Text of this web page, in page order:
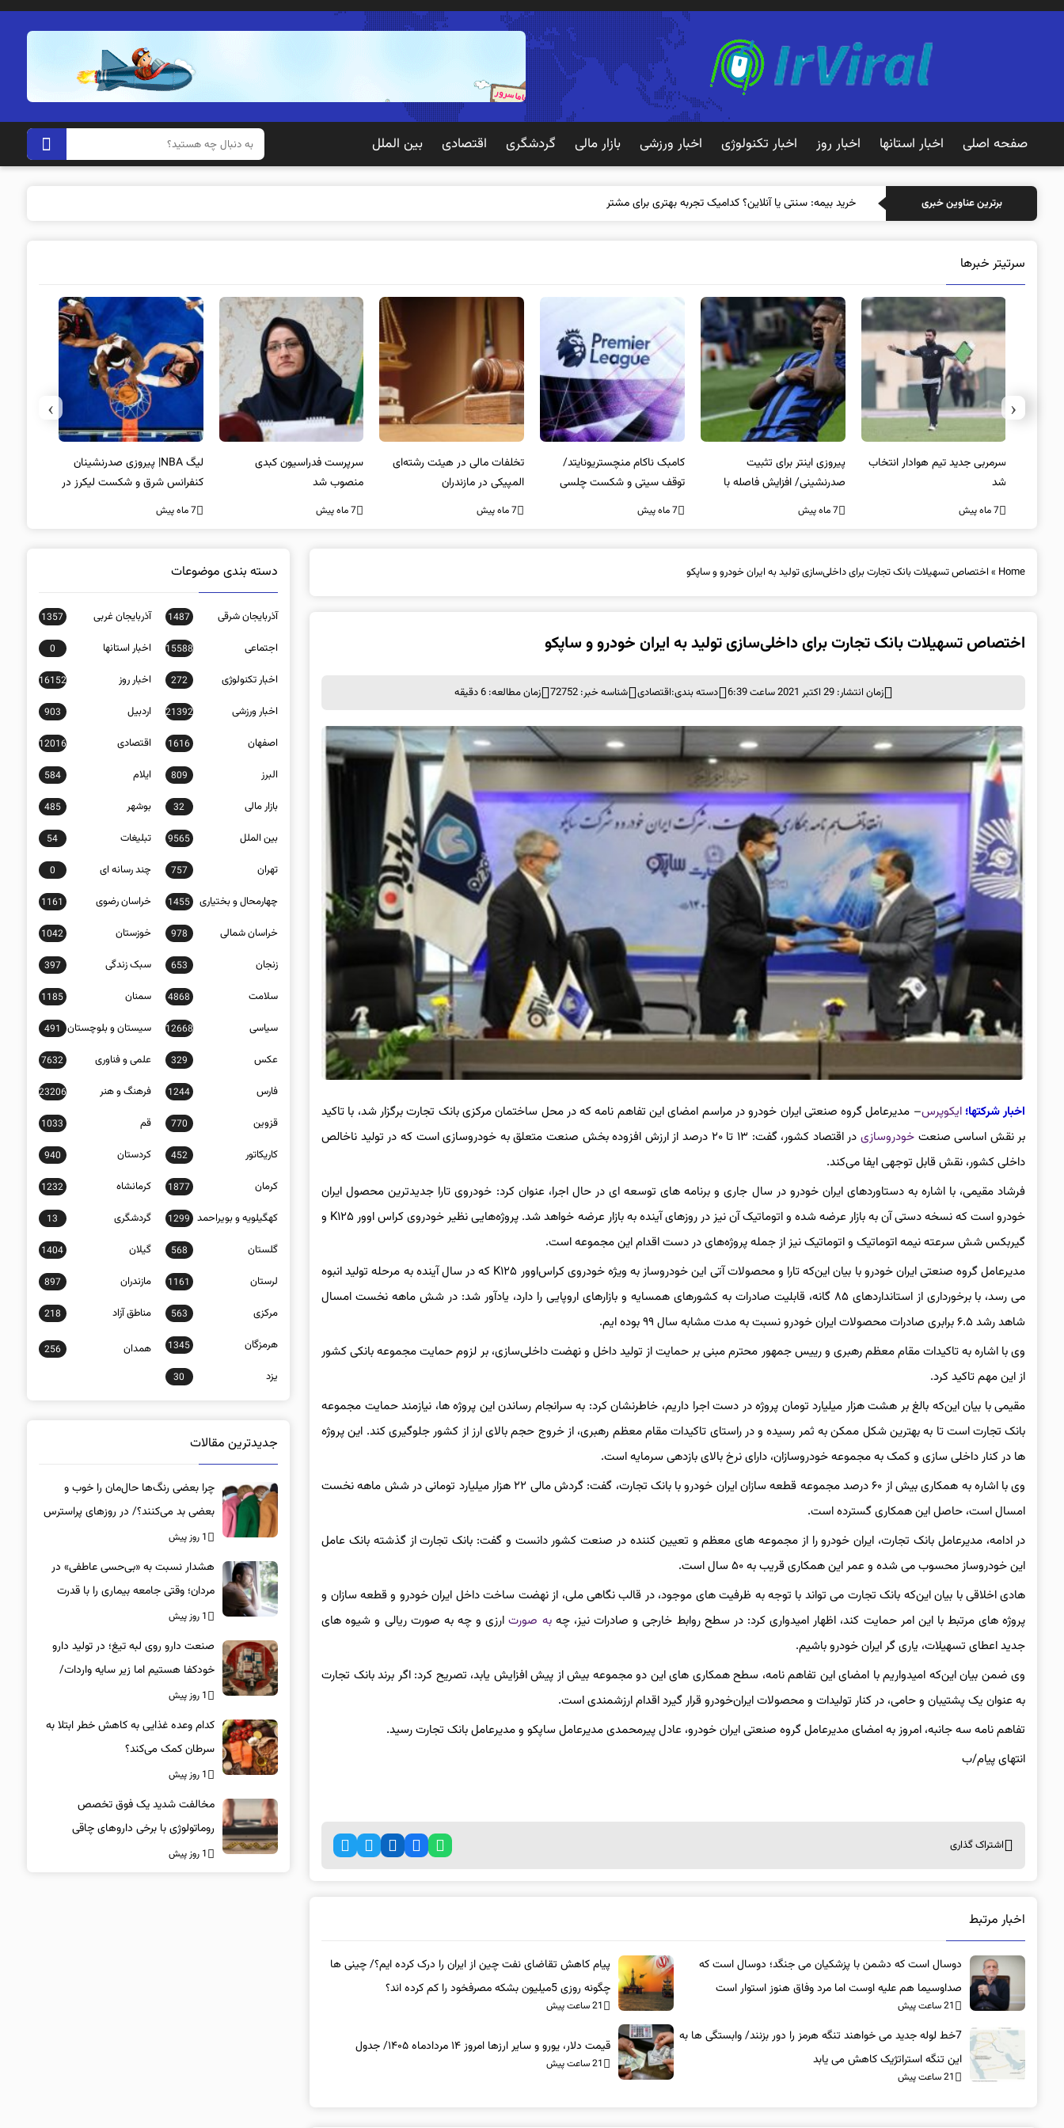
صفحه اصلی اخبار استانها اخبار روز اخبار تکنولوژی اخبار ورزشی بازار مالی گردشگری اقتصادی بین الملل
برترین عناوین خبری خرید بیمه: سنتی یا آنلاین؟ کدامیک تجربه بهتری برای مشتریان ایجاد می‌کند؟
سرتیتر خبرها
سرمربی جدید تیم هوادار انتخاب
شد
7 ماه پیش
پیروزی اینتر برای تثبیت
صدرنشینی/ افزایش فاصله با
ناپولی
7 ماه پیش
کامبک ناکام منچستریونایتد/
توقف سیتی و شکست چلسی
7 ماه پیش
تخلفات مالی در هیئت رشته‌ای
المپیکی در مازندران
7 ماه پیش
سرپرست فدراسیون کبدی
منصوب شد
7 ماه پیش
لیگ NBA| پیروزی صدرنشینان
کنفرانس شرق و شکست لیکرز در
غیاب جیمز
7 ماه پیش
‹
›
Home
» اختصاص تسهیلات بانک تجارت برای داخلی‌سازی تولید به ایران خودرو و ساپکو
اختصاص تسهیلات بانک تجارت برای داخلی‌سازی تولید به ایران خودرو و ساپکو
زمان انتشار: 29 اکتبر 2021 ساعت 6:39 دسته بندی:اقتصادی شناسه خبر: 72752 زمان مطالعه: 6 دقیقه
اخبار شرکتها؛ ایکوپرس– مدیرعامل گروه صنعتی ایران خودرو در مراسم امضای این تفاهم نامه که در محل ساختمان مرکزی بانک تجارت برگزار شد، با تاکید
بر نقش اساسی صنعتخودروسازی
در اقتصاد کشور، گفت: ۱۳ تا ۲۰ درصد از ارزش افزوده بخش صنعت متعلق به خودروسازی است که در تولید ناخالص
داخلی کشور، نقش قابل توجهی ایفا می‌کند.
فرشاد مقیمی، با اشاره به دستاوردهای ایران خودرو در سال جاری و برنامه های توسعه ای در حال اجرا، عنوان کرد: خودروی تارا جدیدترین محصول ایران
خودرو است که نسخه دستی آن به بازار عرضه شده و اتوماتیک آن نیز در روزهای آینده به بازار عرضه خواهد شد. پروژه‌هایی نظیر خودروی کراس اوور K۱۲۵ و
گیربکس شش سرعته نیمه اتوماتیک و اتوماتیک نیز از جمله پروژه‌های در دست اقدام این مجموعه است.
مدیرعامل گروه صنعتی ایران خودرو با بیان این‌که تارا و محصولات آتی این خودروساز به ویژه خودروی کراس‌اوور K۱۲۵ که در سال آینده به مرحله تولید انبوه
می رسد، با برخورداری از استانداردهای ۸۵ گانه، قابلیت صادرات به کشورهای همسایه و بازارهای اروپایی را دارد، یادآور شد: در شش ماهه نخست امسال
شاهد رشد ۶.۵ برابری صادرات محصولات ایران خودرو نسبت به مدت مشابه سال ۹۹ بوده ایم.
وی با اشاره به تاکیدات مقام معظم رهبری و رییس جمهور محترم مبنی بر حمایت از تولید داخل و نهضت داخلی‌سازی، بر لزوم حمایت مجموعه بانکی کشور
از این مهم تاکید کرد.
مقیمی با بیان این‌که بالغ بر هشت هزار میلیارد تومان پروژه در دست اجرا داریم، خاطرنشان کرد: به سرانجام رساندن این پروژه ها، نیازمند حمایت مجموعه
بانک تجارت است تا به بهترین شکل ممکن به ثمر رسیده و در راستای تاکیدات مقام معظم رهبری، از خروج حجم بالای ارز از کشور جلوگیری کند. این پروژه
ها در کنار داخلی سازی و کمک به مجموعه خودروسازان، دارای نرخ بالای بازدهی سرمایه است.
وی با اشاره به همکاری بیش از ۶۰ درصد مجموعه قطعه سازان ایران خودرو با بانک تجارت، گفت: گردش مالی ۲۲ هزار میلیارد تومانی در شش ماهه نخست
امسال است، حاصل این همکاری گسترده است.
در ادامه، مدیرعامل بانک تجارت، ایران خودرو را از مجموعه های معظم و تعیین کننده در صنعت کشور دانست و گفت: بانک تجارت از گذشته بانک عامل
این خودروساز محسوب می شده و عمر این همکاری قریب به ۵۰ سال است.
هادی اخلاقی با بیان این‌که بانک تجارت می تواند با توجه به ظرفیت های موجود، در قالب نگاهی ملی، از نهضت ساخت داخل ایران خودرو و قطعه سازان و
پروژه های مرتبط با این امر حمایت کند، اظهار امیدواری کرد: در سطح روابط خارجی و صادرات نیز، چهبه صورتارزی و چه به صورت ریالی و شیوه های
جدید اعطای تسهیلات، یاری گر ایران خودرو باشیم.
وی ضمن بیان این‌که امیدواریم با امضای این تفاهم نامه، سطح همکاری های این دو مجموعه بیش از پیش افزایش یابد، تصریح کرد: اگر برند بانک تجارت
به عنوان یک پشتیبان و حامی، در کنار تولیدات و محصولات ایران‌خودرو قرار گیرد اقدام ارزشمندی است.
تفاهم نامه سه جانبه، امروز به امضای مدیرعامل گروه صنعتی ایران خودرو، عادل پیرمحمدی مدیرعامل ساپکو و مدیرعامل بانک تجارت رسید.
انتهای پیام/ب
اشتراک گذاری
اخبار مرتبط
دوسال است که دشمن با پزشکیان می جنگد؛ دوسال است که
صداوسیما هم علیه اوست اما مرد وفاق هنوز استوار است
21 ساعت پیش
پیام کاهش تقاضای نفت چین از ایران را درک کرده ایم؟/ چینی ها
چگونه روزی 5میلیون بشکه مصرفخود را کم کرده اند؟
21 ساعت پیش
7خط لوله جدید می خواهند تنگه هرمز را دور بزنند/ وابستگی ها به
این تنگه استراتژیک کاهش می یابد
21 ساعت پیش
قیمت دلار، یورو و سایر ارزها امروز ۱۴ مردادماه ۱۴۰۵/ جدول
21 ساعت پیش
دسته بندی موضوعات
آذربایجان شرقی 1487 آذربایجان غربی 1357
اجتماعی 15588 اخبار استانها 0
اخبار تکنولوژی 272 اخبار روز 16152
اخبار ورزشی 21392 اردبیل 903
اصفهان 1616 اقتصادی 12016
البرز 809 ایلام 584
بازار مالی 32 بوشهر 485
بین الملل 9565 تبلیغات 54
تهران 757 چند رسانه ای 0
چهارمحال و بختیاری 1455 خراسان رضوی 1161
خراسان شمالی 978 خوزستان 1042
زنجان 653 سبک زندگی 397
سلامت 4868 سمنان 1185
سیاسی 12668 سیستان و بلوچستان 491
عکس 329 علمی و فناوری 7632
فارس 1244 فرهنگ و هنر 23206
قزوین 770 قم 1033
کاریکاتور 452 کردستان 940
کرمان 1877 کرمانشاه 1232
کهگیلویه و بویراحمد 1299 گردشگری 13
گلستان 568 گیلان 1404
لرستان 1161 مازندران 897
مرکزی 563 مناطق آزاد 218
هرمزگان 1345 همدان 256
یزد 30
جدیدترین مقالات
چرا بعضی رنگ‌ها حال‌مان را خوب و
بعضی بد می‌کنند؟/ در روزهای پراسترس
این رنگ‌ها را بپوشید
1 روز پیش
هشدار نسبت به «بی‌حسی عاطفی» در
مردان؛ وقتی جامعه بیماری را با قدرت
اشتباه می‌گیرد
1 روز پیش
صنعت دارو روی لبه تیغ؛ در تولید دارو
خودکفا هستیم اما زیر سایه واردات/
کدام داروها این روزها کمیاب شده‌اند؟/
«کشور سه ماه ذخیره دارویی دارد»
1 روز پیش
کدام وعده غذایی به کاهش خطر ابتلا به
سرطان کمک می‌کند؟
1 روز پیش
مخالفت شدید یک فوق تخصص
روماتولوژی با برخی داروهای چاقی
1 روز پیش